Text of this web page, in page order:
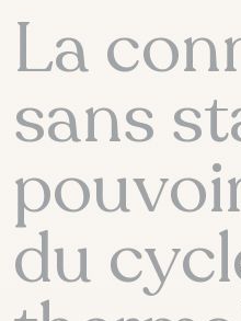
EN
La
sans
du